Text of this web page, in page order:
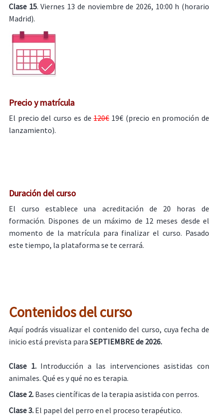
Clase 15. Viernes 13 de noviembre de 2026, 10:00 h (horario
Madrid).
Precio y matrícula
El precio del curso es de120€19€ (precio en promoción de
lanzamiento).
Duración del curso
El curso establece una acreditación de 20 horas de
formación. Dispones de un máximo de 12 meses desde el
momento de la matrícula para finalizar el curso. Pasado
este tiempo, la plataforma se te cerrará.
Contenidos del curso
Aquí podrás visualizar el contenido del curso, cuya fecha de
inicio está prevista para SEPTIEMBREde 2026.
Clase 1. Introducción a las intervenciones asistidas con
animales. Qué es y qué no es terapia.
Clase 2. Bases científicas de la terapia asistida con perros.
Clase 3. El papel del perro en el proceso terapéutico.